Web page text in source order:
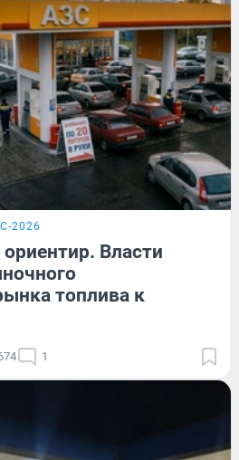
2026
Власти
топлива к
1